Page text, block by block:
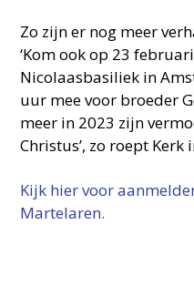
Zo zijn er nog meer
‘Kom ook op 23
Nicolaasbasiliek in
uur mee voor broeder
meer in 2023 zijn
Christus’, zo roept Kerk
Kijk hier voor
Martelaren.